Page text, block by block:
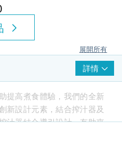
展開所有
詳情
提高煮食體驗，我們的全新
新設計元素，結合搾汁器及
汁器結合導引設計，有助夾
效能。可助您於料理時亦能